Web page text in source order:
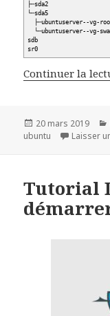
├─ubuntuserver--
└─ubuntuserver--vg-
Continuer la
Publié
le
20 mars 2019
ubuntu
Laisser
Tutorial